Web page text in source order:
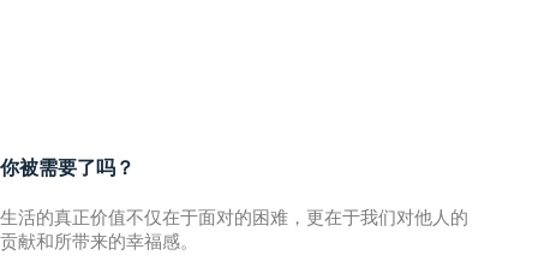
你被需要了吗？
生活的真正价值不仅在于面对的困难，更在于我们对他人的
贡献和所带来的幸福感。